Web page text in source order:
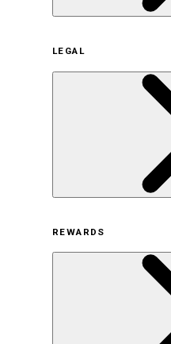
サステナビリ
サステナビリテ
LEGAL
オンライ
プラ
特定商
古物営
REWARDS